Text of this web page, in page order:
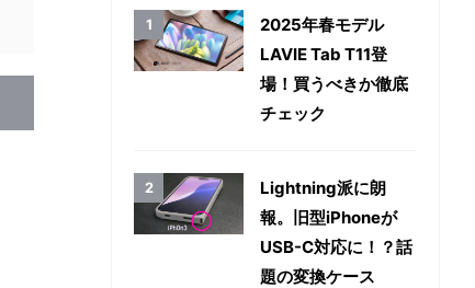
2025年春モデル
LAVIE Tab T11登
場！買うべきか徹底
チェック
Lightning派に朗
報。旧型iPhoneが
USB-C対応に！？話
題の変換ケース